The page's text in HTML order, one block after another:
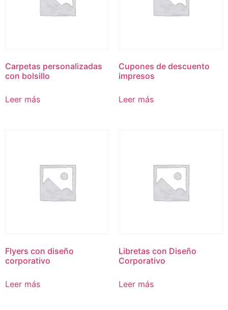
Carpetas personalizadas
con bolsillo
Leer más
Cupones de descuento
impresos
Leer más
Flyers con diseño
corporativo
Leer más
Libretas con Diseño
Corporativo
Leer más